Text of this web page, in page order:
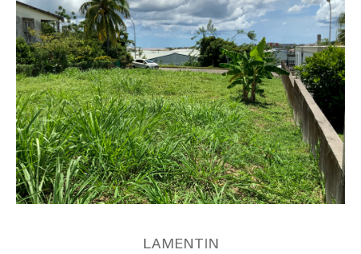
LAMENTIN